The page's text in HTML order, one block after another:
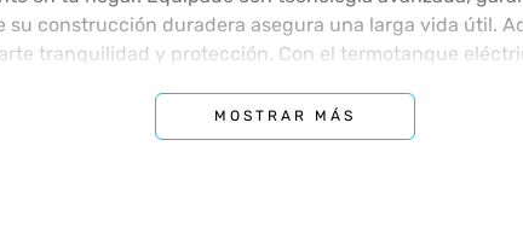
su construcción duradera asegura una larga vida útil.
tranquilidad y protección. Con el termotanque
MOSTRAR MÁS